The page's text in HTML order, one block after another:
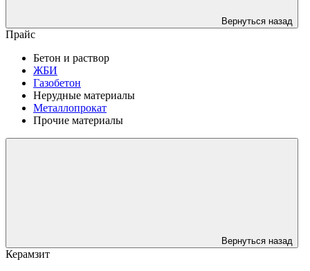
Вернуться назад
Прайс
Бетон и раствор
ЖБИ
Газобетон
Нерудные материалы
Металлопрокат
Прочие материалы
Вернуться назад
Керамзит